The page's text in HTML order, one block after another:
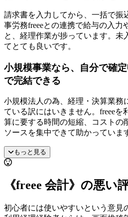
請求書を入力してから、一括で振
事労務freeeとの連携で給与の入力
と、経理作業が捗っています。未
てとても良いです。
小規模事業なら、自分で確
で完結できる
小規模法人の為、経理・決算業務
ている訳にはいきません。freeeを
算に要する時間の短縮、コストの
ソースを集中できて助かっていま
もっと見る
《freee 会計》の悪い
初心者には使いやすいという意見